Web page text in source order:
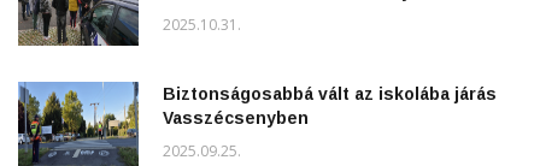
2025.10.31.
Biztonságosabbá vált az iskolába járás
Vasszécsenyben
2025.09.25.